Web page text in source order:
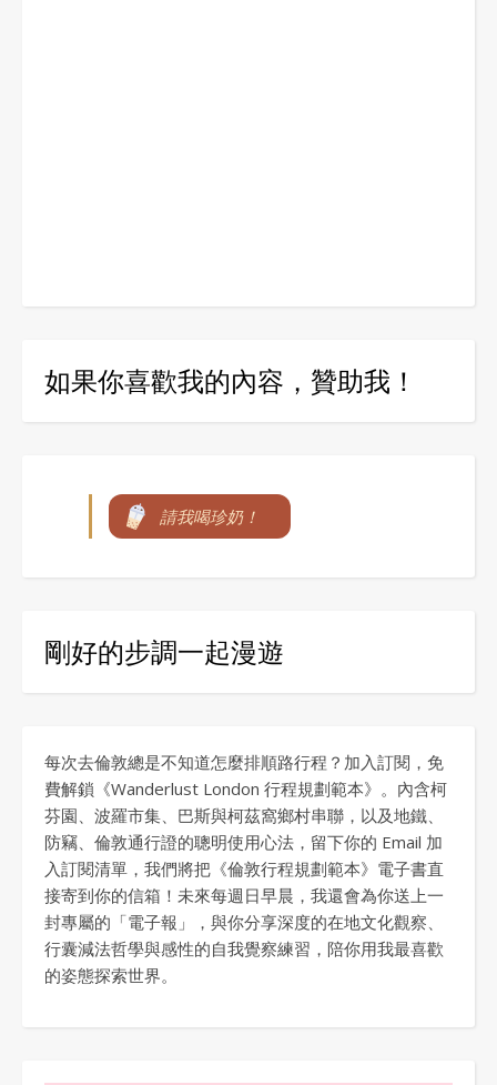
如果你喜歡我的內容，贊助我！
請我喝珍奶！
剛好的步調一起漫遊
每次去倫敦總是不知道怎麼排順路行程？加入訂閱，免
費解鎖《Wanderlust London 行程規劃範本》。內含柯
芬園、波羅市集、巴斯與柯茲窩鄉村串聯，以及地鐵、
防竊、倫敦通行證的聰明使用心法，留下你的 Email 加
入訂閱清單，我們將把《倫敦行程規劃範本》電子書直
接寄到你的信箱！未來每週日早晨，我還會為你送上一
封專屬的「電子報」，與你分享深度的在地文化觀察、
行囊減法哲學與感性的自我覺察練習，陪你用我最喜歡
的姿態探索世界。